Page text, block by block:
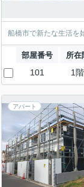
船橋市で新たな生活を
部屋番号 所在
101 1階
アパート